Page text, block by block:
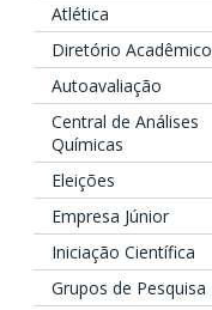
Atlética
Diretório Acadêmico
Autoavaliação
Central de Análises
Químicas
Eleições
Empresa Júnior
Iniciação Científica
Grupos de Pesquisa